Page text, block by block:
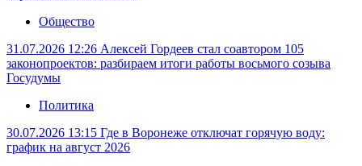
Общество
31.07.2026 12:26 Алексей Гордеев стал соавтором 105
законопроектов: разбираем итоги работы восьмого созыва
Госудумы
Политика
30.07.2026 13:15 Где в Воронеже отключат горячую воду:
график на август 2026